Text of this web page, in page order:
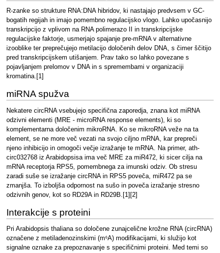
R-zanke so strukture RNA:DNA hibridov, ki nastajajo predvsem v GC-
bogatih regijah in imajo pomembno regulacijsko vlogo. Lahko upočasnijo
transkripcijo z vplivom na RNA polimerazo II in transkripcijske
regulacijske faktorje, usmerjajo spajanje pre-mRNA v alternativne
izooblike ter preprečujejo metilacijo določenih delov DNA, s čimer ščitijo
pred transkripcijskem utišanjem. Prav tako so lahko povezane s
pojavljanjem prelomov v DNA in s spremembami v organizaciji
kromatina.[1]
miRNA spužva
Nekatere circRNA vsebujejo specifična zaporedja, znana kot miRNA
odzivni elementi (MRE - microRNA response elements), ki so
komplementarna določenim mikroRNA. Ko se mikroRNA veže na ta
element, se ne more več vezati na svojo ciljno mRNA, kar prepreči
njeno inhibicijo in omogoči večje izražanje te mRNA. Na primer, ath-
circ032768 iz Arabidopsisa ima več MRE za miR472, ki sicer cilja na
mRNA receptorja RPS5, pomembnega za imunski odziv. Ob stresu
zaradi suše se izražanje circRNA in RPS5 poveča, miR472 pa se
zmanjša. To izboljša odpornost na sušo in poveča izražanje stresno
odzivnih genov, kot so RD29A in RD29B.[1][2]
Interakcije s proteini
Pri Arabidopsis thaliana so določene zunajcelične krožne RNA (circRNA)
označene z metiladenozinskimi (m⁶A) modifikacijami, ki služijo kot
signalne oznake za prepoznavanje s specifičnimi proteini. Med temi so